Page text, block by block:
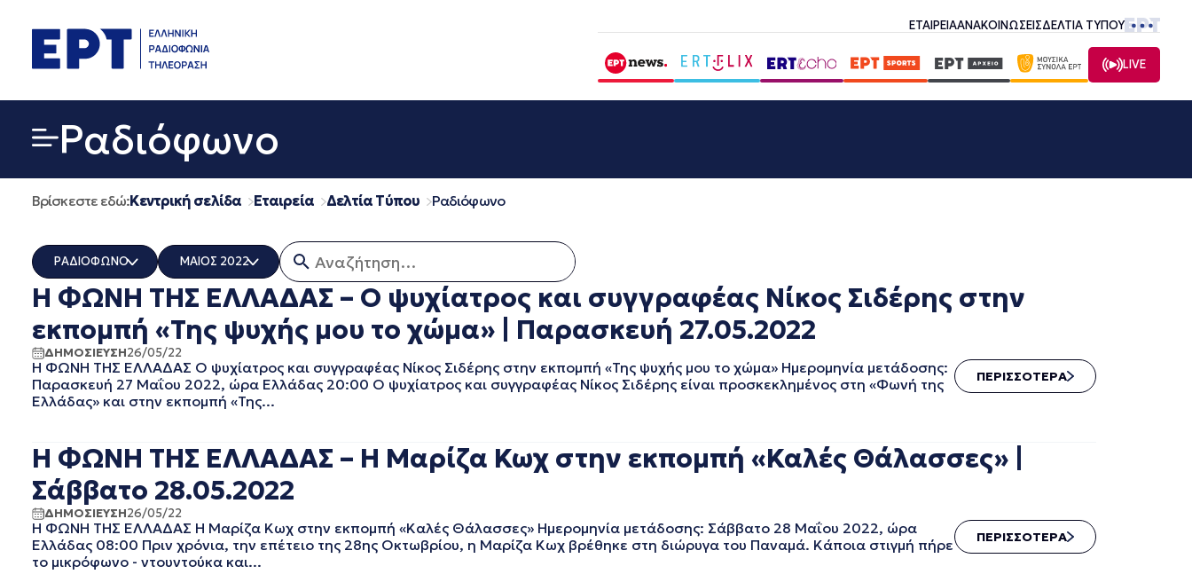
περιεχόμενο
ΕΤΑΙΡΕΙΑΑΝΑΚΟΙΝΩΣΕΙΣΔΕΛΤΙΑ ΤΥΠΟΥ
LIVE
Ραδιόφωνο
Βρίσκεστε εδώ:Κεντρική σελίδα Εταιρεία Δελτία Τύπου Ραδιόφωνο
ΡΑΔΙΟΦΩΝΟ
ΟΛΑ
ERTECHO
ERTFLIX
EUROVISION - EBU
EΡΤ1
EΡΤNEWS
ΑΘΛΗΤΙΚΑ
ΓΕΝΙΚΗ
ΓΡΑΦΕΙΟ ΤΥΠΟΥ ΕΡΤ
ΚΙΝΗΜΑΤΟΓΡΑΦΙΚΕΣ
ΤΑΙΝΙΕΣ
ΜΑΙΟΣ 2022
ΟΛΑ
ΔΕΚΕΜΒΡΙΟΣ 2025
ΝΟΕΜΒΡΙΟΣ 2025
ΟΚΤΩΒΡΙΟΣ 2025
ΣΕΠΤΕΜΒΡΙΟΣ 2025
ΑΥΓΟΥΣΤΟΣ 2025
ΜΑΙΟΣ 2025
ΑΠΡΙΛΙΟΣ 2025
ΜΑΡΤΙΟΣ 2025
ΦΕΒΡΟΥΑΡΙΟΣ 2025
ΙΑΝΟΥΑΡΙΟΣ 2025
ΔΕΚΕΜΒΡΙΟΣ 2024
Αναζήτηση για:
Η ΦΩΝΗ ΤΗΣ ΕΛΛΑΔΑΣ – O ψυχίατρος και συγγραφέας Νίκος Σιδέρης στην
εκπομπή «Της ψυχής μου το χώμα» | Παρασκευή 27.05.2022
ΔΗΜΟΣΙΕΥΣΗ26/05/22
Η ΦΩΝΗ ΤΗΣ ΕΛΛΑΔΑΣ O ψυχίατρος και συγγραφέας Νίκος Σιδέρης στην εκπομπή «Της ψυχής μου το χώμα» Ημερομηνία μετάδοσης:
Παρασκευή 27 Μαΐου 2022, ώρα Ελλάδας 20:00 O ψυχίατρος και συγγραφέας Νίκος Σιδέρης είναι προσκεκλημένος στη «Φωνή της
Ελλάδας» και στην εκπομπή «Της...
ΠΕΡΙΣΣΟΤΕΡΑ
H ΦΩΝΗ ΤΗΣ ΕΛΛΑΔΑΣ – Η Μαρίζα Κωχ στην εκπομπή «Καλές Θάλασσες» |
Σάββατο 28.05.2022
ΔΗΜΟΣΙΕΥΣΗ26/05/22
Η ΦΩΝΗ ΤΗΣ ΕΛΛΑΔΑΣ Η Μαρίζα Κωχ στην εκπομπή «Καλές Θάλασσες» Ημερομηνία μετάδοσης: Σάββατο 28 Μαΐου 2022, ώρα
Ελλάδας 08:00 Πριν χρόνια, την επέτειο της 28ης Οκτωβρίου, η Μαρίζα Κωχ βρέθηκε στη διώρυγα του Παναμά. Κάποια στιγμή πήρε
το μικρόφωνο - ντουντούκα και...
ΠΕΡΙΣΣΟΤΕΡΑ